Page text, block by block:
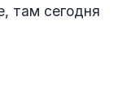
там сегодня